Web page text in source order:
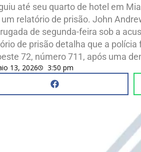
até seu quarto de hotel em
relatório de prisão. John
de segunda-feira sob a
de prisão detalha que a
72, número 711, após uma
13, 2026 3:50 pm